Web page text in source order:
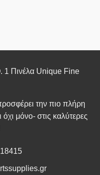
την πιο πλήρη
μόνο- στις καλύτερες